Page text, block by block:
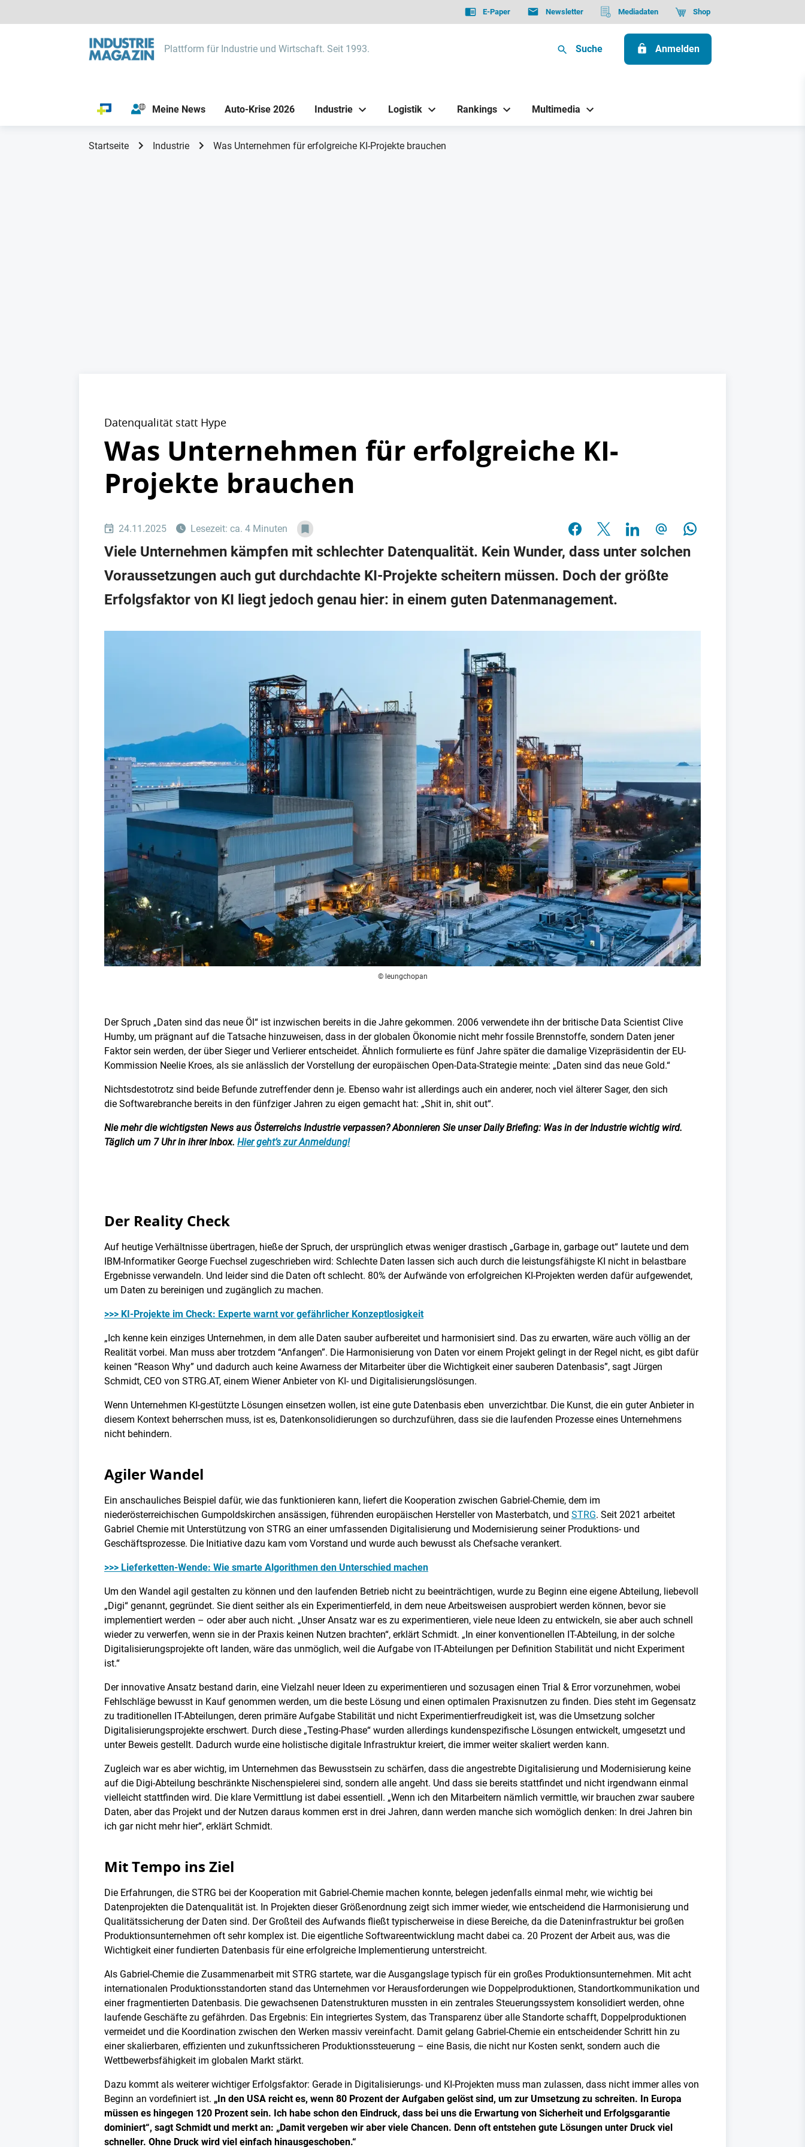
E-Paper Newsletter Mediadaten Shop
Plattform für Industrie und Wirtschaft. Seit 1993. Suche Anmelden
Meine News Auto-Krise 2026 Industrie Logistik Rankings Multimedia
Startseite Industrie Was Unternehmen für erfolgreiche KI-Projekte brauchen
Datenqualität statt Hype
Was Unternehmen für erfolgreiche KI-
Projekte brauchen
24.11.2025 Lesezeit: ca. 4 Minuten
Viele Unternehmen kämpfen mit schlechter Datenqualität. Kein Wunder, dass unter solchen
Voraussetzungen auch gut durchdachte KI-Projekte scheitern müssen. Doch der größte
Erfolgsfaktor von KI liegt jedoch genau hier: in einem guten Datenmanagement.
© leungchopan
Der Spruch „Daten sind das neue Öl“ ist inzwischen bereits in die Jahre gekommen. 2006 verwendete ihn der britische Data Scientist Clive
Humby, um prägnant auf die Tatsache hinzuweisen, dass in der globalen Ökonomie nicht mehr fossile Brennstoffe, sondern Daten jener
Faktor sein werden, der über Sieger und Verlierer entscheidet. Ähnlich formulierte es fünf Jahre später die damalige Vizepräsidentin der EU-
Kommission Neelie Kroes, als sie anlässlich der Vorstellung der europäischen Open-Data-Strategie meinte: „Daten sind das neue Gold.“
Nichtsdestotrotz sind beide Befunde zutreffender denn je. Ebenso wahr ist allerdings auch ein anderer, noch viel älterer Sager, den sich
die Softwarebranche bereits in den fünfziger Jahren zu eigen gemacht hat: „Shit in, shit out“.
Nie mehr die wichtigsten News aus Österreichs Industrie verpassen? Abonnieren Sie unser Daily Briefing: Was in der Industrie wichtig wird.
Täglich um 7 Uhr in ihrer Inbox. Hier geht’s zur Anmeldung!
Der Reality Check
Auf heutige Verhältnisse übertragen, hieße der Spruch, der ursprünglich etwas weniger drastisch „Garbage in, garbage out“ lautete und dem
IBM-Informatiker George Fuechsel zugeschrieben wird: Schlechte Daten lassen sich auch durch die leistungsfähigste KI nicht in belastbare
Ergebnisse verwandeln. Und leider sind die Daten oft schlecht. 80% der Aufwände von erfolgreichen KI-Projekten werden dafür aufgewendet,
um Daten zu bereinigen und zugänglich zu machen.
>>> KI-Projekte im Check: Experte warnt vor gefährlicher Konzeptlosigkeit
„Ich kenne kein einziges Unternehmen, in dem alle Daten sauber aufbereitet und harmonisiert sind. Das zu erwarten, wäre auch völlig an der
Realität vorbei. Man muss aber trotzdem “Anfangen”. Die Harmonisierung von Daten vor einem Projekt gelingt in der Regel nicht, es gibt dafür
keinen “Reason Why” und dadurch auch keine Awarness der Mitarbeiter über die Wichtigkeit einer sauberen Datenbasis”, sagt Jürgen
Schmidt, CEO von STRG.AT, einem Wiener Anbieter von KI- und Digitalisierungslösungen.
Wenn Unternehmen KI-gestützte Lösungen einsetzen wollen, ist eine gute Datenbasis eben unverzichtbar. Die Kunst, die ein guter Anbieter in
diesem Kontext beherrschen muss, ist es, Datenkonsolidierungen so durchzuführen, dass sie die laufenden Prozesse eines Unternehmens
nicht behindern.
Agiler Wandel
Ein anschauliches Beispiel dafür, wie das funktionieren kann, liefert die Kooperation zwischen Gabriel-Chemie, dem im
niederösterreichischen Gumpoldskirchen ansässigen, führenden europäischen Hersteller von Masterbatch, und STRG. Seit 2021 arbeitet
Gabriel Chemie mit Unterstützung von STRG an einer umfassenden Digitalisierung und Modernisierung seiner Produktions- und
Geschäftsprozesse. Die Initiative dazu kam vom Vorstand und wurde auch bewusst als Chefsache verankert.
>>> Lieferketten-Wende: Wie smarte Algorithmen den Unterschied machen
Um den Wandel agil gestalten zu können und den laufenden Betrieb nicht zu beeinträchtigen, wurde zu Beginn eine eigene Abteilung, liebevoll
„Digi“ genannt, gegründet. Sie dient seither als ein Experimentierfeld, in dem neue Arbeitsweisen ausprobiert werden können, bevor sie
implementiert werden – oder aber auch nicht. „Unser Ansatz war es zu experimentieren, viele neue Ideen zu entwickeln, sie aber auch schnell
wieder zu verwerfen, wenn sie in der Praxis keinen Nutzen brachten“, erklärt Schmidt. „In einer konventionellen IT-Abteilung, in der solche
Digitalisierungsprojekte oft landen, wäre das unmöglich, weil die Aufgabe von IT-Abteilungen per Definition Stabilität und nicht Experiment
ist.“
Der innovative Ansatz bestand darin, eine Vielzahl neuer Ideen zu experimentieren und sozusagen einen Trial & Error vorzunehmen, wobei
Fehlschläge bewusst in Kauf genommen werden, um die beste Lösung und einen optimalen Praxisnutzen zu finden. Dies steht im Gegensatz
zu traditionellen IT-Abteilungen, deren primäre Aufgabe Stabilität und nicht Experimentierfreudigkeit ist, was die Umsetzung solcher
Digitalisierungsprojekte erschwert. Durch diese „Testing-Phase“ wurden allerdings kundenspezifische Lösungen entwickelt, umgesetzt und
unter Beweis gestellt. Dadurch wurde eine holistische digitale Infrastruktur kreiert, die immer weiter skaliert werden kann.
Zugleich war es aber wichtig, im Unternehmen das Bewusstsein zu schärfen, dass die angestrebte Digitalisierung und Modernisierung keine
auf die Digi-Abteilung beschränkte Nischenspielerei sind, sondern alle angeht. Und dass sie bereits stattfindet und nicht irgendwann einmal
vielleicht stattfinden wird. Die klare Vermittlung ist dabei essentiell. „Wenn ich den Mitarbeitern nämlich vermittle, wir brauchen zwar saubere
Daten, aber das Projekt und der Nutzen daraus kommen erst in drei Jahren, dann werden manche sich womöglich denken: In drei Jahren bin
ich gar nicht mehr hier“, erklärt Schmidt.
Mit Tempo ins Ziel
Die Erfahrungen, die STRG bei der Kooperation mit Gabriel-Chemie machen konnte, belegen jedenfalls einmal mehr, wie wichtig bei
Datenprojekten die Datenqualität ist. In Projekten dieser Größenordnung zeigt sich immer wieder, wie entscheidend die Harmonisierung und
Qualitätssicherung der Daten sind. Der Großteil des Aufwands fließt typischerweise in diese Bereiche, da die Dateninfrastruktur bei großen
Produktionsunternehmen oft sehr komplex ist. Die eigentliche Softwareentwicklung macht dabei ca. 20 Prozent der Arbeit aus, was die
Wichtigkeit einer fundierten Datenbasis für eine erfolgreiche Implementierung unterstreicht.
Als Gabriel-Chemie die Zusammenarbeit mit STRG startete, war die Ausgangslage typisch für ein großes Produktionsunternehmen. Mit acht
internationalen Produktionsstandorten stand das Unternehmen vor Herausforderungen wie Doppelproduktionen, Standortkommunikation und
einer fragmentierten Datenbasis. Die gewachsenen Datenstrukturen mussten in ein zentrales Steuerungssystem konsolidiert werden, ohne
laufende Geschäfte zu gefährden. Das Ergebnis: Ein integriertes System, das Transparenz über alle Standorte schafft, Doppelproduktionen
vermeidet und die Koordination zwischen den Werken massiv vereinfacht. Damit gelang Gabriel-Chemie ein entscheidender Schritt hin zu
einer skalierbaren, effizienten und zukunftssicheren Produktionssteuerung – eine Basis, die nicht nur Kosten senkt, sondern auch die
Wettbewerbsfähigkeit im globalen Markt stärkt.
Dazu kommt als weiterer wichtiger Erfolgsfaktor: Gerade in Digitalisierungs- und KI-Projekten muss man zulassen, dass nicht immer alles von
Beginn an vordefiniert ist. „In den USA reicht es, wenn 80 Prozent der Aufgaben gelöst sind, um zur Umsetzung zu schreiten. In Europa
müssen es hingegen 120 Prozent sein. Ich habe schon den Eindruck, dass bei uns die Erwartung von Sicherheit und Erfolgsgarantie
dominiert“, sagt Schmidt und merkt an: „Damit vergeben wir aber viele Chancen. Denn oft entstehen gute Lösungen unter Druck viel
schneller. Ohne Druck wird viel einfach hinausgeschoben.“